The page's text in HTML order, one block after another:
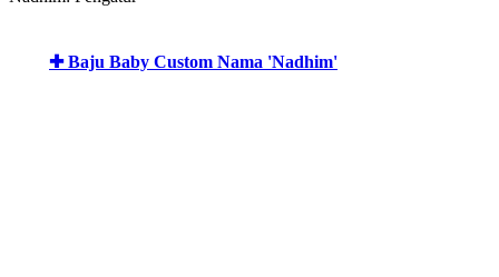
✚ Baju Baby Custom Nama 'Nadhim'